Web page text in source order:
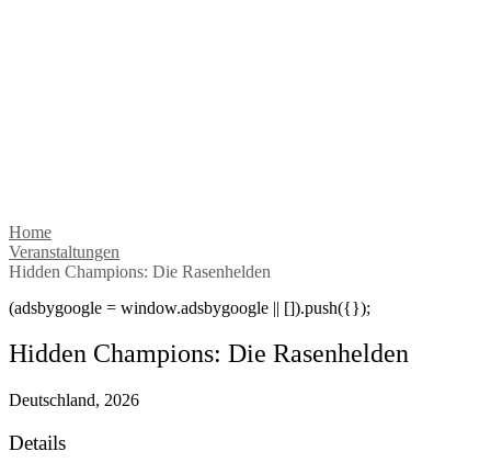
Home
Veranstaltungen
Hidden Champions: Die Rasenhelden
(adsbygoogle = window.adsbygoogle || []).push({});
Hidden Champions: Die Rasenhelden
Deutschland, 2026
Details